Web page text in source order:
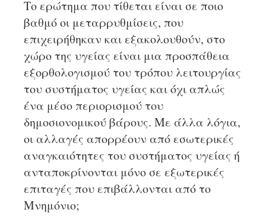
Το ερώτημα που τίθεται είναι σε ποιο
βαθμό οι μεταρρυθμίσεις, που
επιχειρήθηκαν και εξακολουθούν, στο
χώρο της υγείας είναι μια προσπάθεια
εξορθολογισμού του τρόπου λειτουργίας
του συστήματος υγείας και όχι απλώς
ένα μέσο περιορισμού του
δημοσιονομικού βάρους. Με άλλα λόγια,
οι αλλαγές απορρέουν από εσωτερικές
αναγκαιότητες του συστήματος υγείας ή
ανταποκρίνονται μόνο σε εξωτερικές
επιταγές που επιβάλλονται από το
Μνημόνιο;